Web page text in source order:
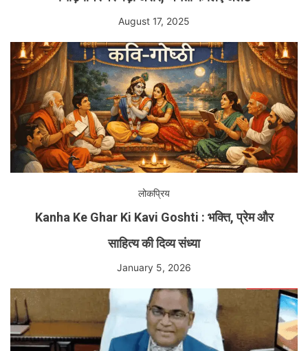
August 17, 2025
लोकप्रिय
Kanha Ke Ghar Ki Kavi Goshti : भक्ति, प्रेम और
साहित्य की दिव्य संध्या
January 5, 2026